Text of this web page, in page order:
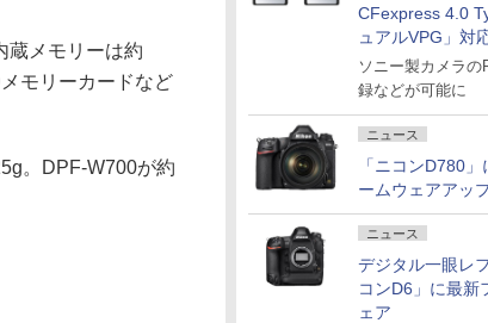
CFexpress 4.0
ュアルVPG」対
ソニー製カメラの
録などが可能に
ニュース
「ニコンD780
ームウェアアッ
ニュース
デジタル一眼レ
コンD6」に最新
ェア
蔵メモリーは約
モリーカードなど
。DPF-W700が約